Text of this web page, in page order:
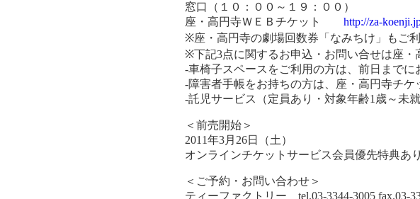
窓口（１０：００～１９：００）
座・高円寺ＷＥＢチケット http://za-
※座・高円寺の劇場回数券「なみちけ」もご利
※下記3点に関するお申込・お問い合せは座
-車椅子スペースをご利用の方は、前日までに
-障害者手帳をお持ちの方は、座・高円寺チケ
-託児サービス（定員あり・対象年齢1歳～未
＜前売開始＞
2011年3月26日（土）
オンラインチケットサービス会員優先特典あ
＜ご予約・お問い合わせ＞
ティーファクトリー tel.03-3344-3005 fax.03-